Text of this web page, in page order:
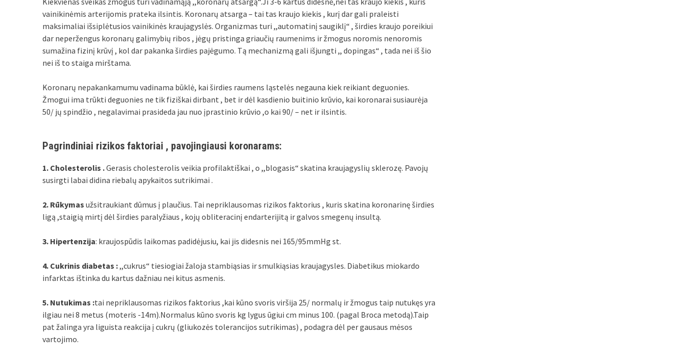
vainikinėmis arterijomis prateka ilsintis. Koronarų atsarga – tai tas kraujo kiekis , kurį dar gali praleisti
maksimaliai išsiplėtusios vainikinės kraujagyslės. Organizmas turi ,,automatinį saugiklį“ , širdies kraujo poreikiui
dar neperžengus koronarų galimybių ribos , jėgų pristinga griaučių raumenims ir žmogus noromis nenoromis
sumažina fizinį krūvį , kol dar pakanka širdies pajėgumo. Tą mechanizmą gali išjungti ,, dopingas“ , tada nei iš šio
nei iš to staiga mirštama.
Koronarų nepakankamumu vadinama būklė, kai širdies raumens ląstelės negauna kiek reikiant deguonies.
Žmogui ima trūkti deguonies ne tik fiziškai dirbant , bet ir dėl kasdienio buitinio krūvio, kai koronarai susiaurėja
50/ jų spindžio , negalavimai prasideda jau nuo įprastinio krūvio ,o kai 90/ – net ir ilsintis.
Pagrindiniai rizikos faktoriai , pavojingiausi koronarams:
1. Cholesterolis .Gerasis cholesterolis veikia profilaktiškai , o ,,blogasis“ skatina kraujagyslių sklerozę. Pavojų
susirgti labai didina riebalų apykaitos sutrikimai .
2. Rūkymas užsitraukiant dūmus į plaučius. Tai nepriklausomas rizikos faktorius , kuris skatina koronarinę širdies
ligą ,staigią mirtį dėl širdies paralyžiaus , kojų obliteracinį endarterijitą ir galvos smegenų insultą.
3. Hipertenzija: kraujospūdis laikomas padidėjusiu, kai jis didesnis nei 165/95mmHg st.
4. Cukrinis diabetas :,,cukrus“ tiesiogiai žaloja stambiąsias ir smulkiąsias kraujagysles. Diabetikus miokardo
infarktas ištinka du kartus dažniau nei kitus asmenis.
5. Nutukimas :tai nepriklausomas rizikos faktorius ,kai kūno svoris viršija 25/ normalų ir žmogus taip nutukęs yra
ilgiau nei 8 metus (moteris -14m).Normalus kūno svoris kg lygus ūgiui cm minus 100. (pagal Broca metodą).Taip
pat žalinga yra liguista reakcija į cukrų (gliukozės tolerancijos sutrikimas) , podagra dėl per gausaus mėsos
vartojimo.